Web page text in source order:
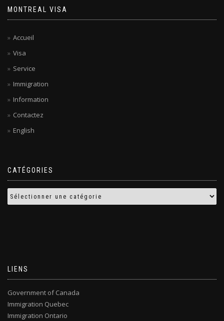
MONTREAL VISA
Accueil
Visa
Service
Immigration
Information
Contactez
English
CATÉGORIES
LIENS
Government of Canada
Immigration Quebec
Immigration Ontario